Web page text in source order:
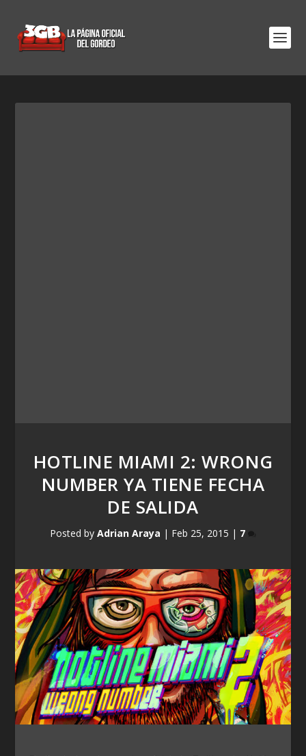
HOTLINE MIAMI 2: WRONG
NUMBER YA TIENE FECHA
DE SALIDA
Posted by Adrian Araya | Feb 25, 2015 | 7